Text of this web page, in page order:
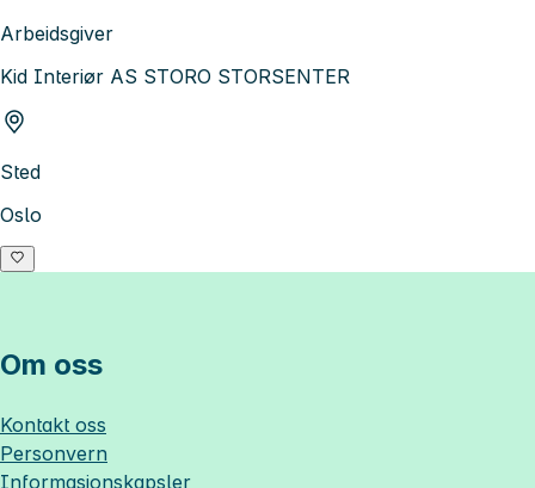
Arbeidsgiver
Kid Interiør AS STORO STORSENTER
Sted
Oslo
Om oss
Kontakt oss
Personvern
Informasjonskapsler